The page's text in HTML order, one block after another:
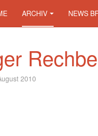
ARCHIV NEWS
2010